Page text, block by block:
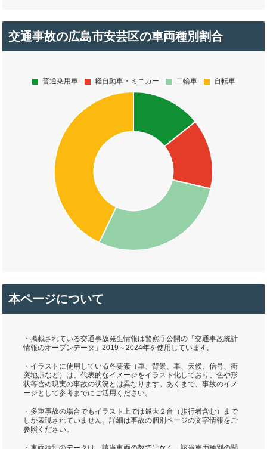
交通事故の広島市安芸区の車両種別割合
本ページについて
・掲載されている交通事故発生情報は警察庁公開の「交通事故統計
情報のオープンデータ」2019～2024年を使用しています。
・イラストに使用している各要素（車、背景、車、天候、信号、衝
突地点など）は、代表的なイメージをイラスト化しており、色や形
状等含め現実の事故の状況とは異なります。あくまで、事故のイメ
ージとして参考までにご活用ください。
・多重事故の場合でもイラスト上では最大２台（歩行者含む）まで
しか表現されていません。詳細は事故の個別ページの文字情報をご
参照ください。